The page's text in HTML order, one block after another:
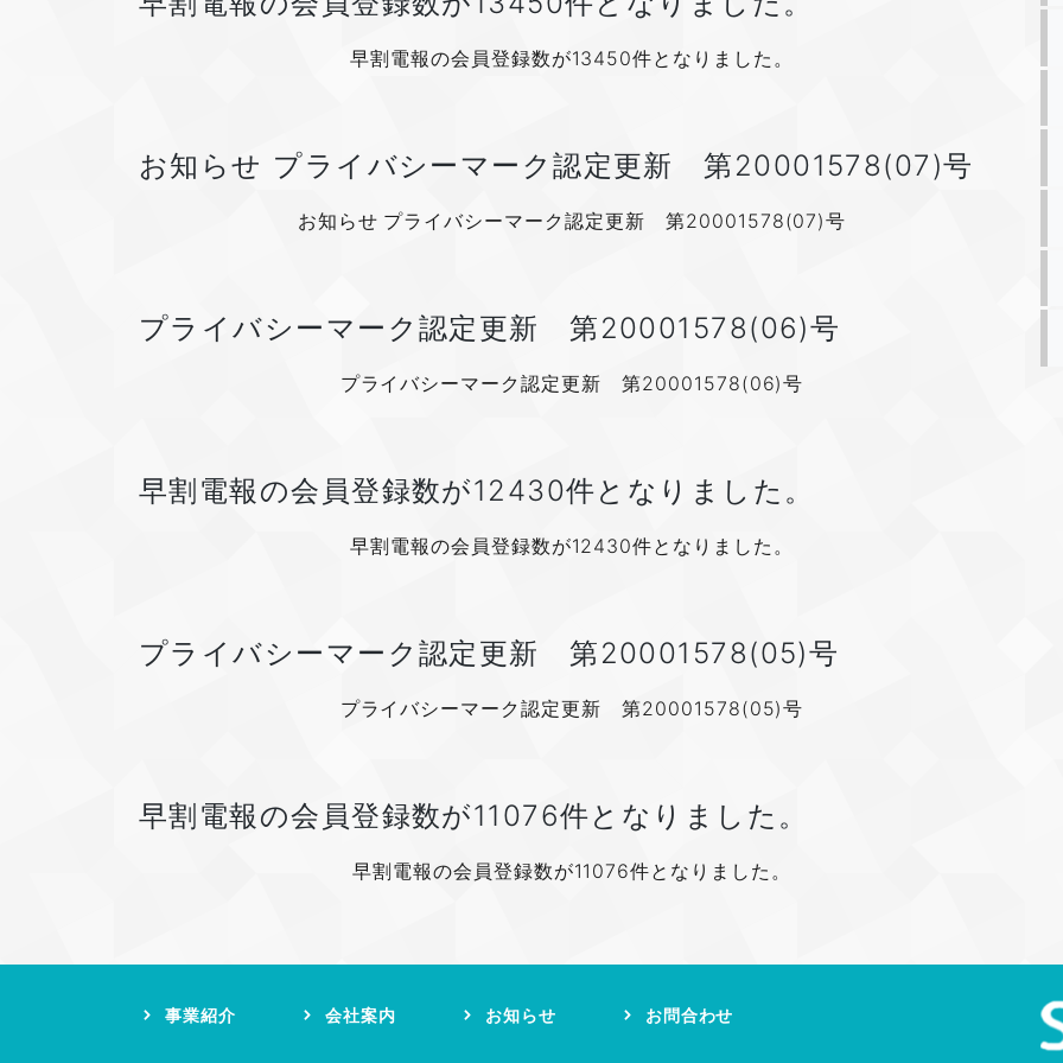
早割電報の会員登録数が13450件となりました。
お知らせ プライバシーマーク認定更新 第20001578(07)号
お知らせ プライバシーマーク認定更新 第20001578(07)号
プライバシーマーク認定更新 第20001578(06)号
プライバシーマーク認定更新 第20001578(06)号
早割電報の会員登録数が12430件となりました。
早割電報の会員登録数が12430件となりました。
プライバシーマーク認定更新 第20001578(05)号
プライバシーマーク認定更新 第20001578(05)号
早割電報の会員登録数が11076件となりました。
早割電報の会員登録数が11076件となりました。
事業紹介 会社案内 お知らせ お問合わせ